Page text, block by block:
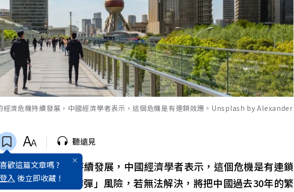
經濟危機持續發展，中國經濟學者表示，這個危機是有連鎖效應。Unsplash by Alexander
喜歡這篇文章嗎 ?
登入 後立即收藏 !
聽遠見
引發的經濟危機持續發展，中國經濟學者表示，這個危機是有連鎖
它的「不定時炸彈」風險，若無法解決，將把中國過去30年的繁